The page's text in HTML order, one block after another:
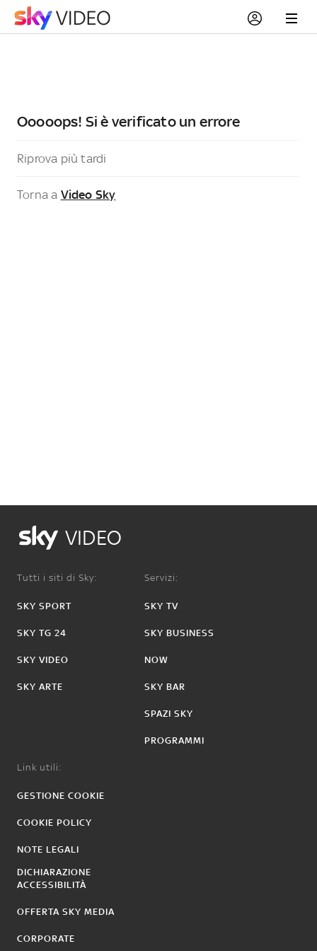
Ooooops! Si è verificato un errore
Riprova più tardi
Torna a Video Sky
VIDEO
Tutti i siti di Sky:
SKY SPORT
SKY TG 24
SKY VIDEO
SKY ARTE
Servizi:
SKY TV
SKY BUSINESS
NOW
SKY BAR
SPAZI SKY
PROGRAMMI
Link utili:
GESTIONE COOKIE
COOKIE POLICY
NOTE LEGALI
DICHIARAZIONE
ACCESSIBILITÀ
OFFERTA SKY MEDIA
CORPORATE